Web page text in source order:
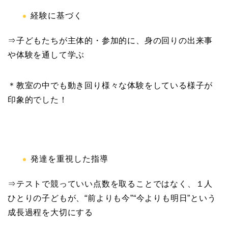
経験に基づく
⇒子どもたちが主体的・参加的に、身の回りの出来事
や体験を通して学ぶ
＊教室の中でも動き回り様々な体験をしている様子が
印象的でした！
発達を重視した指導
⇒テストで競っていい点数を取ることではなく、１人
ひとりの子どもが、“前よりも今”“今よりも明日”という
成長過程を大切にする